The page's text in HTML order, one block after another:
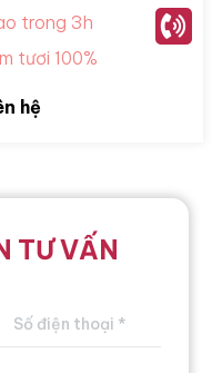
trong 3h
tươi 100%
hệ
TƯ VẤN